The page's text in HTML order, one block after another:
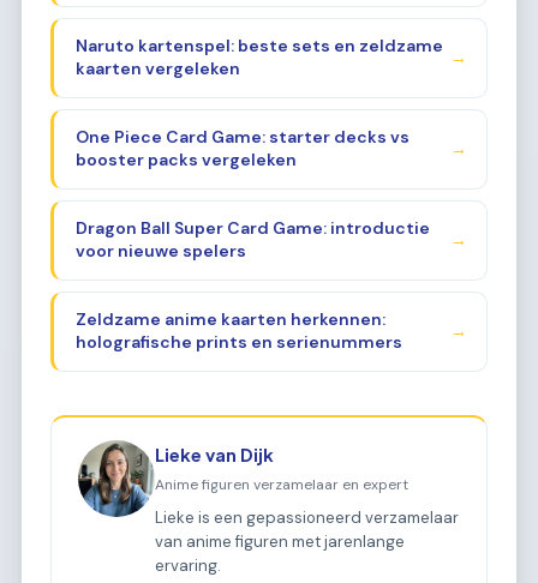
Naruto kartenspel: beste sets en zeldzame
kaarten vergeleken
→
One Piece Card Game: starter decks vs
booster packs vergeleken
→
Dragon Ball Super Card Game: introductie
voor nieuwe spelers
→
Zeldzame anime kaarten herkennen:
holografische prints en serienummers
→
Lieke van Dijk
Anime figuren verzamelaar en expert
Lieke is een gepassioneerd verzamelaar
van anime figuren met jarenlange
ervaring.